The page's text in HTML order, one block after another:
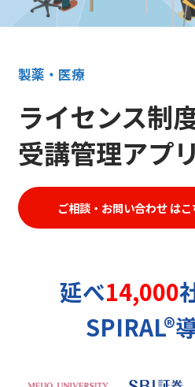
製薬・医療
ライセンス制
受講管理アプリ
ご相談・お問い合わせ はこ
延べ14,000
SPIRAL®